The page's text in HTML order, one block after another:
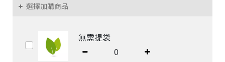
選擇加購商品
無需提袋